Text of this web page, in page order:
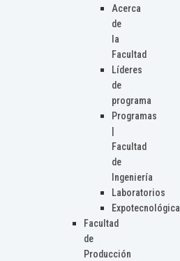
Acerca
de
la
Facultad
Líderes
de
programa
Programas
Facultad
de
Ingeniería
Laboratorios
Expotecnológica
Facultad
de
Producción